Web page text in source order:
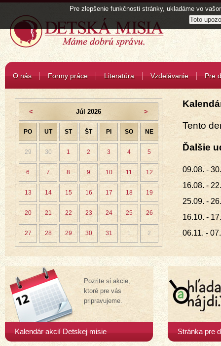
O nás Formy práce Literatúra Vzdelávanie Pre
< Júl 2026 >
PO UT ST ŠT PI SO NE
29 30 1 2 3 4 5
6 7 8 9 10 11 12
13 14 15 16 17 18 19
20 21 22 23 24 25 26
27 28 29 30 31 1 2
Tento
Ďalšie
09.08. -
16.08. -
25.09. -
16.10. -
06.11. -
Pozrite si akcie,
ktoré pre vás
pripravujeme.
Kalendár akcií Detskej misie Stránka pre
Pre zlepšenie funkčnosti stránky, ukladáme vo